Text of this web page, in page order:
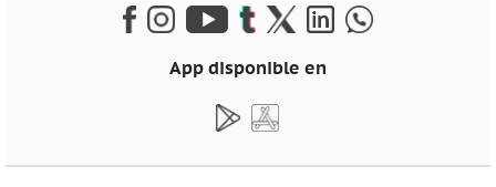
App disponible en